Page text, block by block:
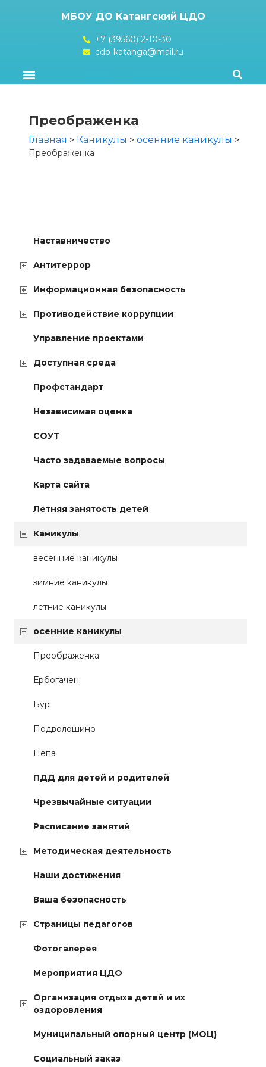
МБОУ ДО Катангский ЦДО
+7 (39560) 2-10-30
cdo-katanga@mail.ru
Преображенка
Главная > Каникулы > осенние каникулы >
Преображенка
Наставничество
Антитеррор
Информационная безопасность
Противодействие коррупции
Управление проектами
Доступная среда
Профстандарт
Независимая оценка
СОУТ
Часто задаваемые вопросы
Карта сайта
Летняя занятость детей
Каникулы
весенние каникулы
зимние каникулы
летние каникулы
осенние каникулы
Преображенка
Ербогачен
Бур
Подволошино
Непа
ПДД для детей и родителей
Чрезвычайные ситуации
Расписание занятий
Методическая деятельность
Наши достижения
Ваша безопасность
Страницы педагогов
Фотогалерея
Мероприятия ЦДО
Организация отдыха детей и их
оздоровления
Муниципальный опорный центр (МОЦ)
Социальный заказ